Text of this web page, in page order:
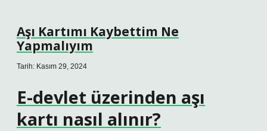
Aşı Kartımı Kaybettim Ne
Yapmalıyım
Tarih: Kasım 29, 2024
E-devlet üzerinden aşı
kartı nasıl alınır?